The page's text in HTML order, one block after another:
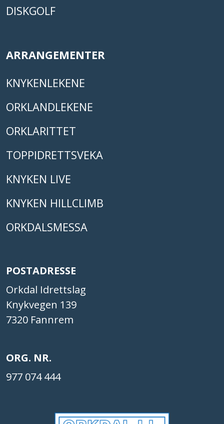
DISKGOLF
ARRANGEMENTER
KNYKENLEKENE
ORKLANDLEKENE
ORKLARITTET
TOPPIDRETTSVEKA
KNYKEN LIVE
KNYKEN HILLCLIMB
ORKDALSMESSA
POSTADRESSE
Orkdal Idrettslag
Knykvegen 139
7320 Fannrem
ORG. NR.
977 074 444